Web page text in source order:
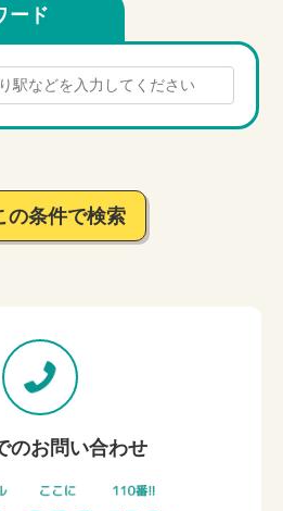
ード
の条件で検索
のお問い合わせ